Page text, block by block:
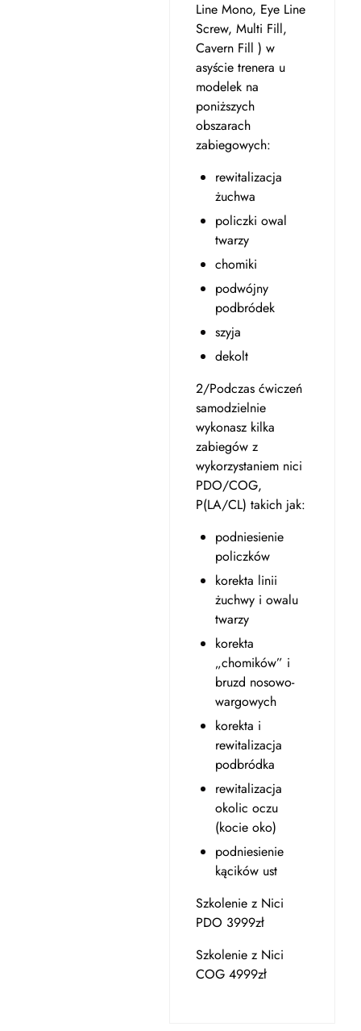
Line Mono, Eye Line
Screw, Multi Fill,
Cavern Fill ) w
asyście trenera u
modelek na
poniższych
obszarach
zabiegowych:
rewitalizacja
żuchwa
policzki owal
twarzy
chomiki
podwójny
podbródek
szyja
dekolt
2/Podczas ćwiczeń
samodzielnie
wykonasz kilka
zabiegów z
wykorzystaniem nici
PDO/COG,
P(LA/CL) takich jak:
podniesienie
policzków
korekta linii
żuchwy i owalu
twarzy
korekta
„chomików” i
bruzd nosowo-
wargowych
korekta i
rewitalizacja
podbródka
rewitalizacja
okolic oczu
(kocie oko)
podniesienie
kącików ust
Szkolenie z Nici
PDO 3999zł
Szkolenie z Nici
COG 4999zł